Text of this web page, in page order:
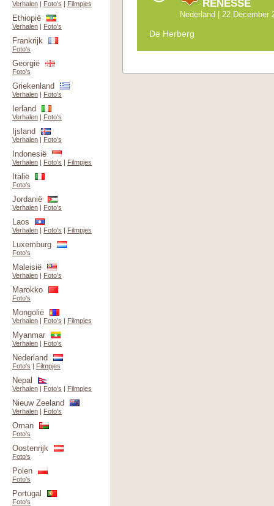
RENESSE
Nederland | 22 December
De Herberg
Verhalen | Foto's | Filmpjes
Ethiopië
Verhalen | Foto's
Frankrijk
Foto's
Georgië
Foto's
Griekenland
Verhalen | Foto's
Ierland
Verhalen | Foto's
Ijsland
Verhalen | Foto's
Indonesië
Verhalen | Foto's | Filmpjes
Italië
Foto's
Jordanië
Verhalen | Foto's
Laos
Verhalen | Foto's | Filmpjes
Luxemburg
Foto's
Maleisië
Verhalen | Foto's
Marokko
Foto's
Mongolië
Verhalen | Foto's | Filmpjes
Myanmar
Verhalen | Foto's
Nederland
Foto's | Filmpjes
Nepal
Verhalen | Foto's | Filmpjes
Nieuw Zeeland
Verhalen | Foto's
Oman
Foto's
Oostenrijk
Foto's
Polen
Foto's
Portugal
Foto's